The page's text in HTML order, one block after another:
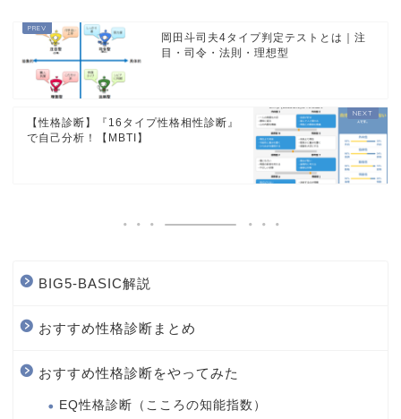
岡田斗司夫4タイプ判定テストとは｜注
目・司令・法則・理想型
【性格診断】『16タイプ性格相性診断』
で自己分析！【MBTI】
BIG5-BASIC解説
おすすめ性格診断まとめ
おすすめ性格診断をやってみた
EQ性格診断（こころの知能指数）